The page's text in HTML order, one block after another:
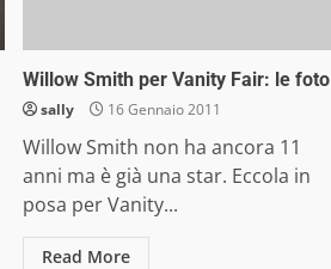
Willow Smith per Vanity Fair: le foto
sally 16 Gennaio 2011
Willow Smith non ha ancora 11
anni ma è già una star. Eccola in
posa per Vanity...
Read More